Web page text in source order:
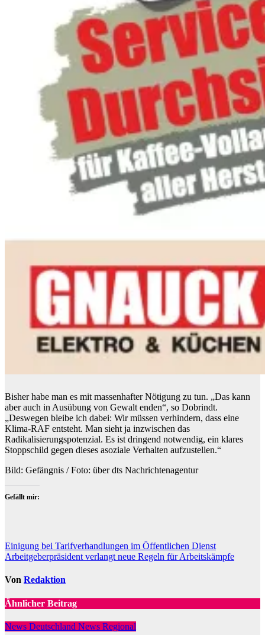
Bisher habe man es mit massenhafter Nötigung zu tun. „Das kann
aber auch in Ausübung von Gewalt enden“, so Dobrindt.
„Deswegen bleibe ich dabei: Wir müssen verhindern, dass eine
Klima-RAF entsteht. Man sieht ja inzwischen das
Radikalisierungspotenzial. Es ist dringend notwendig, ein klares
Stoppschild gegen dieses asoziale Verhalten aufzustellen.“
Bild: Gefängnis / Foto: über dts Nachrichtenagentur
Gefällt mir:
Beitragsnavigation
Einigung bei Tarifverhandlungen im Öffentlichen Dienst
Arbeitgeberpräsident verlangt neue Regeln für Arbeitskämpfe
Von Redaktion
Ähnlicher Beitrag
News Deutschland News Regional